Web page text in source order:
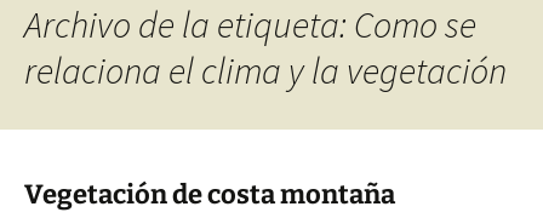
Archivo de la etiqueta: Como se
relaciona el clima y la vegetación
Vegetación de costa montaña